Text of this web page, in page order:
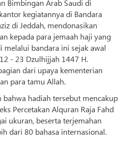
Bimbingan Arab Saudi di
kegiatannya di Bandara
di Jeddah, mendonasikan
kepada para jemaah haji yang
melalui bandara ini sejak awal
- 23 Dzulhijjah 1447 H.
dari upaya kementerian
para tamu Allah.
bahwa hadiah tersebut mencakup
Percetakan Alquran Raja Fahd
ukuran, beserta terjemahan
dari 80 bahasa internasional.